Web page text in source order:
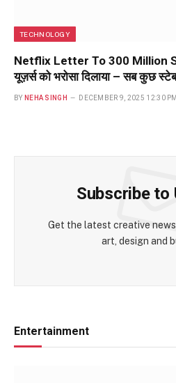
TECHNOLOGY
Netflix Letter To 300 Million
यूज़र्स को भरोसा दिलाया – सब कुछ
BY NEHA SINGH DECEMBER 9, 2025 12:30 PM
Subscribe to
Get the latest creative
art, design and
Entertainment